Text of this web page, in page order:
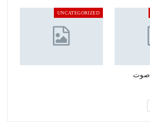
صوت
UNCATEGORIZED